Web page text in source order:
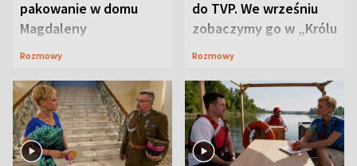
pakowanie w domu
Magdaleny
Waligórskiej-Lisieckiej.
Rozmowy
do TVP. We wrześniu
zobaczymy go w „Królu
Maciusiu I”
Rozmowy